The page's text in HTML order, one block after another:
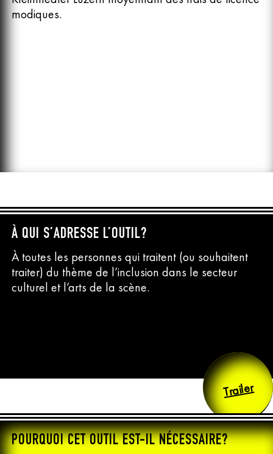
modiques.
À QUI S’ADRESSE L’OUTIL?
À toutes les personnes qui traitent (ou souhaitent
traiter) du thème de l’inclusion dans le secteur
culturel et l’arts de la scène.
Trailer
POURQUOI CET OUTIL EST-IL NÉCESSAIRE?